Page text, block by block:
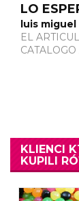
LO
luis miguel
EL
KLIENCI
KUPILI